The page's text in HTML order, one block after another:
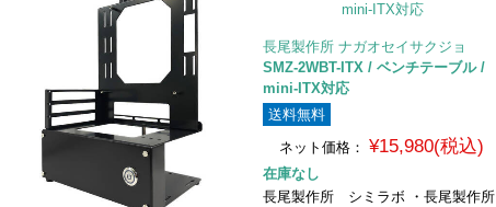
長尾製作所 ナガオセイサクジョ
SMZ-2WBT-ITX / ベンチテーブル /
mini-ITX対応
送料無料
ネット価格： ¥15,980(税込)
在庫なし
長尾製作所 シミラボ ・長尾製作所